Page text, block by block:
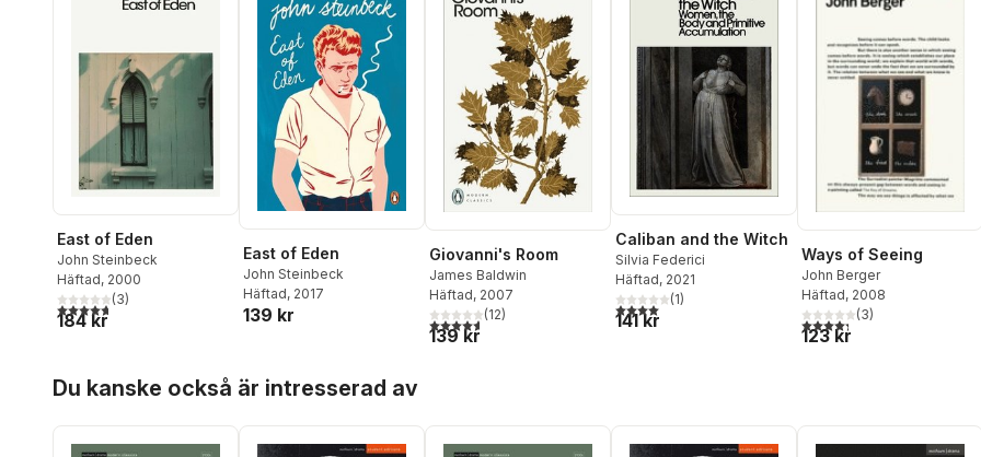
East of Eden
John Steinbeck
Häftad, 2000
4,7utav 5 stjärnor. Totalt antal röster:
(3)
184 kr
East of Eden
John Steinbeck
Häftad, 2017
139 kr
Giovanni's Room
James Baldwin
Häftad, 2007
4,6utav 5 stjärnor. Totalt antal röster:
(12)
139 kr
Caliban and the Witch
Silvia Federici
Häftad, 2021
4,0utav 5 stjärnor. Totalt antal röster:
(1)
141 kr
Ways of Seeing
John Berger
Häftad, 2008
4,3utav 5 stjärnor. Totalt
(3)
123 kr
Du kanske också är intresserad av